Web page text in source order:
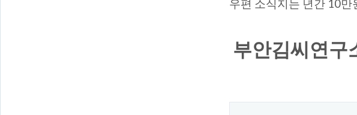
우편 소식지는 년간 10
부안김씨연구